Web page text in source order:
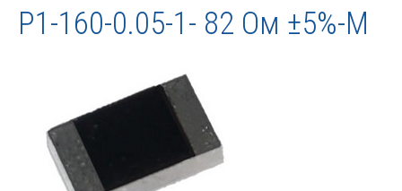
Р1-160-0.05-1- 82 Ом ±5%-М